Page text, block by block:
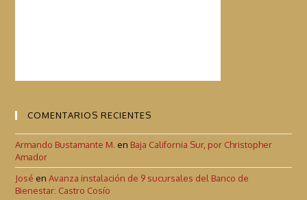
COMENTARIOS RECIENTES
Armando Bustamante M. en Baja California Sur, por Christopher
Amador
José enAvanza instalación de 9 sucursales del Banco de
Bienestar: Castro Cosío